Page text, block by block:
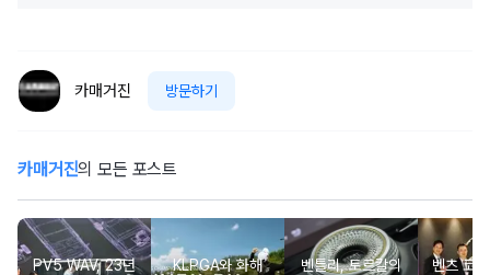
카매거진 방문하기
카매거진의 모든 포스트
PV5 WAV, 23년
KLPGA와 화해
벤틀리, 토르칼의
벤츠 코